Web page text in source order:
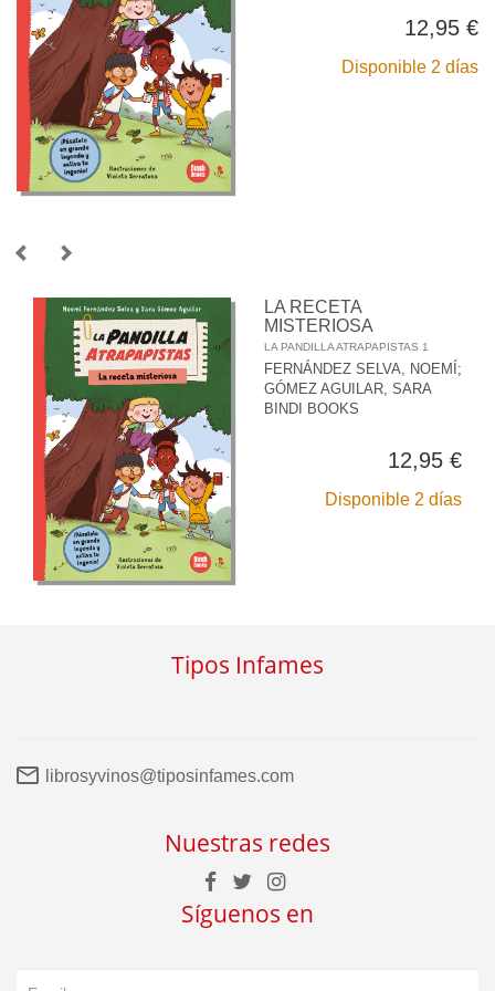
12,95 €
Disponible 2 días
LA RECETA
MISTERIOSA
LA PANDILLA ATRAPAPISTAS 1
FERNÁNDEZ SELVA, NOEMÍ;
GÓMEZ AGUILAR, SARA
BINDI BOOKS
12,95 €
Disponible 2 días
Tipos Infames
librosyvinos@tiposinfames.com
Nuestras redes
Síguenos en